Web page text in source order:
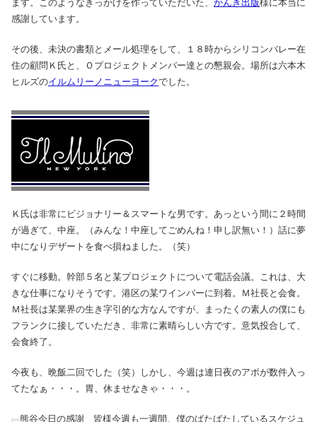
ます。このようなきっかけを作っていただいた、 かんき出版様に本当に
感謝しています。
その後、未決の書類とメール処理をして、１８時からシリコンバレー在
住の顧問Ｋ氏と、Ｏプロジェクトメンバー達との懇親会。場所は六本木
ヒルズのイルムリーノニューヨークでした。
Ｋ氏は非常にビジョナリー＆スマートな男です。あっという間に２時間
が過ぎて、中座。（みんな！中座してごめんね！申し訳無い！）話に夢
中になりデザートを食べ損ねました。（笑）
すぐに移動。幹部５名と某プロジェクトについて電話会議。これは、大
きな仕事になりそうです。港区の某ワインバーに到着。Ｍ社長と会食。
Ｍ社長は某業界の生き字引的な方なんですが、まったくの素人の僕にも
フランクに接していただき、非常に素晴らしい方です。意気投合して、
会食終了。
今夜も、晩飯二回でした（笑）しかし、今週は連日夜のアポが数件入っ
てたなぁ・・・。胃、休ませなきゃ・・・。
熊谷今日の感謝 皆様今週も一週間、僕のばたばたしているスケジュ